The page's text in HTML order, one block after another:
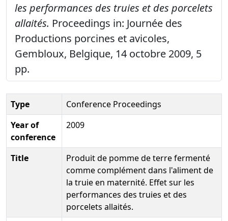
les performances des truies et des porcelets
allaités. Proceedings in: Journée des
Productions porcines et avicoles,
Gembloux, Belgique, 14 octobre 2009, 5
pp.
Type
Conference Proceedings
Year of
conference
2009
Title
Produit de pomme de terre fermenté
comme complément dans l'aliment de
la truie en maternité. Effet sur les
performances des truies et des
porcelets allaités.